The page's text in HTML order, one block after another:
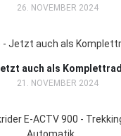
26. NOVEMBER 2024
auch als Komplettrad
21. NOVEMBER 2024